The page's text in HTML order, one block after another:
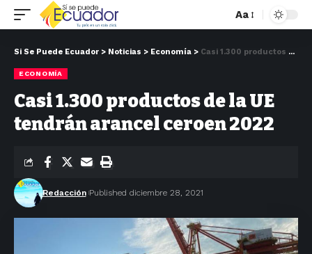
Aa
Si Se Puede Ecuador > Noticias > Economía > Casi 1.300 productos de la UE tendrán arancel ceroen 2022
ECONOMÍA
Casi 1.300 productos de la UE
tendrán arancel ceroen 2022
Redacción Published diciembre 28, 2021